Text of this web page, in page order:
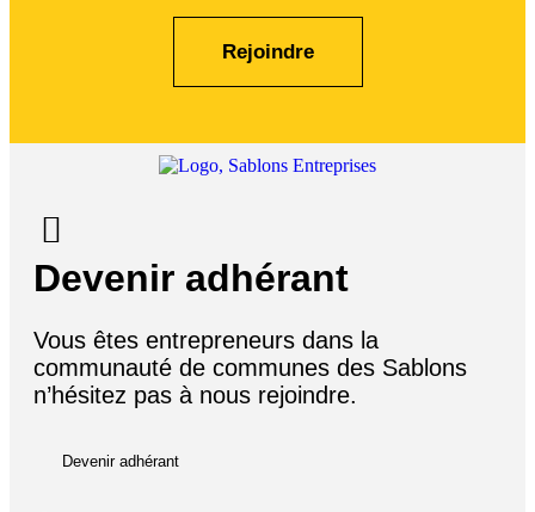
Rejoindre
Devenir adhérant
Vous êtes entrepreneurs dans la
communauté de communes des Sablons
n’hésitez pas à nous rejoindre.
Devenir adhérant